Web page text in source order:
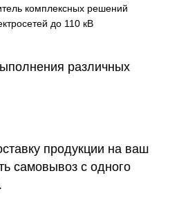
комплексных решений
до 110 кВ
различных
продукции на ваш
самовывоз с одного
.